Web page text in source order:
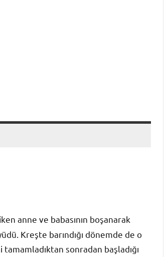
anne ve babasının boşanarak
Kreşte barındığı dönemde de o
sonradan başladığı